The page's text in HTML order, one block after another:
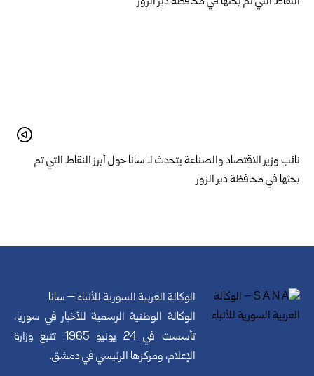
نائب وزير الاقتصاد والصناعة يتحدث لـ سانا حول أبرز النقاط التي تم
بحثها في محافظة دير الزور
الوكالة العربية السورية للأنباء – سانا
الوكالة الوطنية الرسمية للأخبار في سوريا،
تأسست في 24 يونيو 1965. تتبع وزارة
الإعلام، ومركزها الرئيسي في دمشق.